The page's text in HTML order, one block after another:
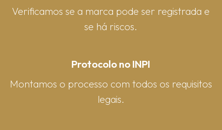
Verificamos se a marca pode ser registrada e
se há riscos.
Protocolo no INPI
Montamos o processo com todos os requisitos
legais.